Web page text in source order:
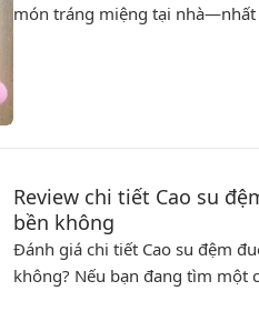
món tráng miệng tại nhà—nhất
Review chi tiết Cao su
bền không
Đánh giá chi tiết Cao su đệm
không? Nếu bạn đang tìm